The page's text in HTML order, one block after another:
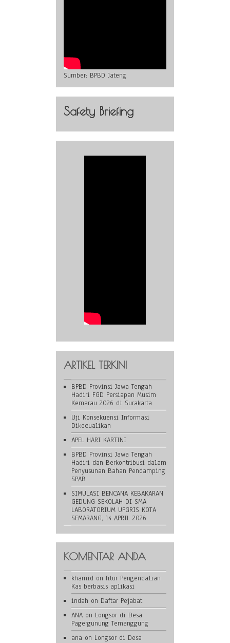
Sumber: BPBD Jateng
Safety Briefing
ARTIKEL TERKINI
BPBD Provinsi Jawa Tengah
Hadiri FGD Persiapan Musim
Kemarau 2026 di Surakarta
Uji Konsekuensi Informasi
Dikecualikan
APEL HARI KARTINI
BPBD Provinsi Jawa Tengah
Hadiri dan Berkontribusi dalam
Penyusunan Bahan Pendamping
SPAB
SIMULASI BENCANA KEBAKARAN
GEDUNG SEKOLAH DI SMA
LABORATORIUM UPGRIS KOTA
SEMARANG, 14 APRIL 2026
KOMENTAR ANDA
khamid on fitur Pengendalian
Kas berbasis aplikasi
indah on Daftar Pejabat
ANA on Longsor di Desa
Pagergunung Temanggung
ana on Longsor di Desa